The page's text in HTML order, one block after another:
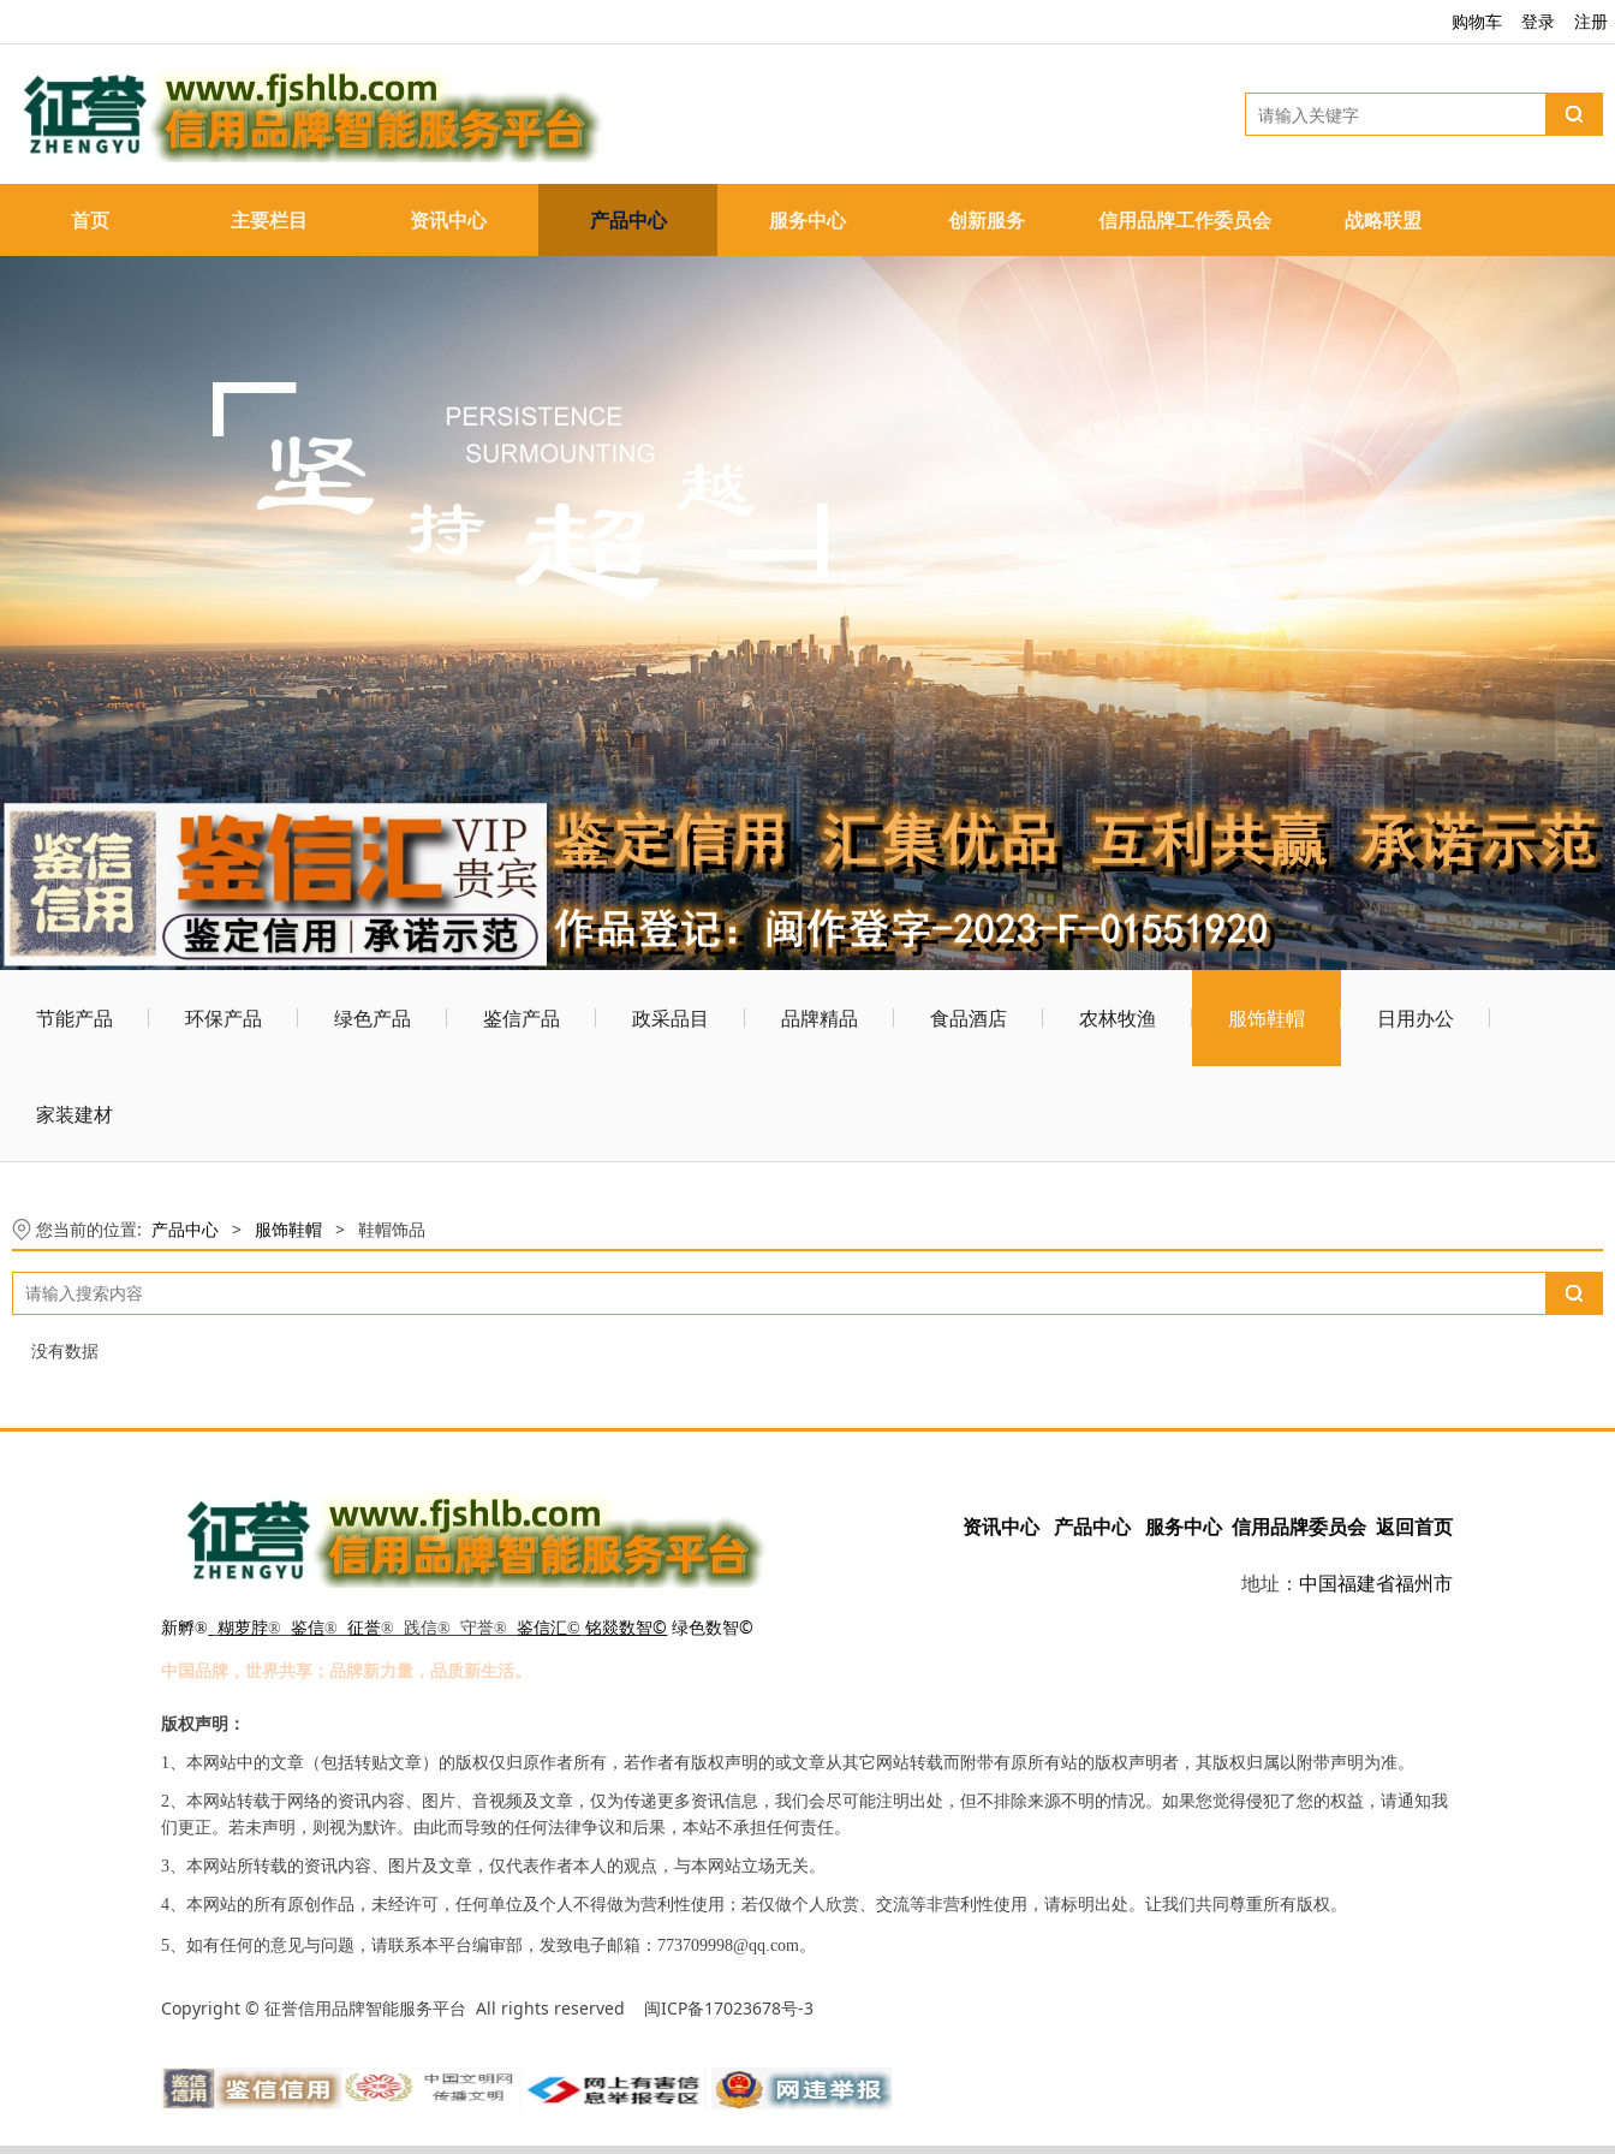
登录 注册
购物车
首页 主要栏目 资讯中心 产品中心 服务中心 创新服务 信用品牌工作委员会 战略联盟
节能产品 环保产品 绿色产品 鉴信产品 政采品目 品牌精品 食品酒店 农林牧渔 服饰鞋帽 日用办公
家装建材
您当前的位置: 产品中心 > 服饰鞋帽 > 鞋帽饰品
没有数据
新孵® 糊萝脖®鉴信®征誉® 践信® 守誉®鉴信汇© 铭燚数智© 绿色数智©
中国品牌，世界共享；品牌新力量，品质新生活。
资讯中心 产品中心 服务中心 信用品牌委员会 返回首页
地址：中国福建省福州市
版权声明：
1、本网站中的文章（包括转贴文章）的版权仅归原作者所有，若作者有版权声明的或文章从其它网站转载而附带有原所有站的版权声明者，其版权归属以附带声明为准。
2、本网站转载于网络的资讯内容、图片、音视频及文章，仅为传递更多资讯信息，我们会尽可能注明出处，但不排除来源不明的情况。如果您觉得侵犯了您的权益，请通知我
们更正。若未声明，则视为默许。由此而导致的任何法律争议和后果，本站不承担任何责任。
3、本网站所转载的资讯内容、图片及文章，仅代表作者本人的观点，与本网站立场无关。
4、本网站的所有原创作品，未经许可，任何单位及个人不得做为营利性使用；若仅做个人欣赏、交流等非营利性使用，请标明出处。让我们共同尊重所有版权。
5、如有任何的意见与问题，请联系本平台编审部，发致电子邮箱：773709998@qq.com。
Copyright ©征誉信用品牌智能服务平台 All rights reserved 闽ICP备17023678号-3